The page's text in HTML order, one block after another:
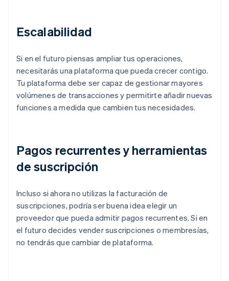
Escalabilidad
Si en el futuro piensas ampliar tus operaciones,
necesitarás una plataforma que pueda crecer contigo.
Tu plataforma debe ser capaz de gestionar mayores
volúmenes de transacciones y permitirte añadir nuevas
funciones a medida que cambien tus necesidades.
Pagos recurrentes y herramientas
de suscripción
Incluso si ahora no utilizas la facturación de
suscripciones, podría ser buena idea elegir un
proveedor que pueda admitir pagos recurrentes. Si en
el futuro decides vender suscripciones o membresías,
no tendrás que cambiar de plataforma.